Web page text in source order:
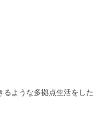
るような多拠点生活をした